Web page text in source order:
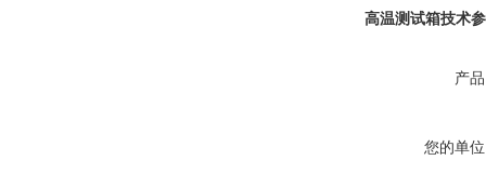
高温测试箱技术
产
您的单